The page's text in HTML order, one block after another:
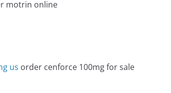
motrin online
us order cenforce 100mg for sale